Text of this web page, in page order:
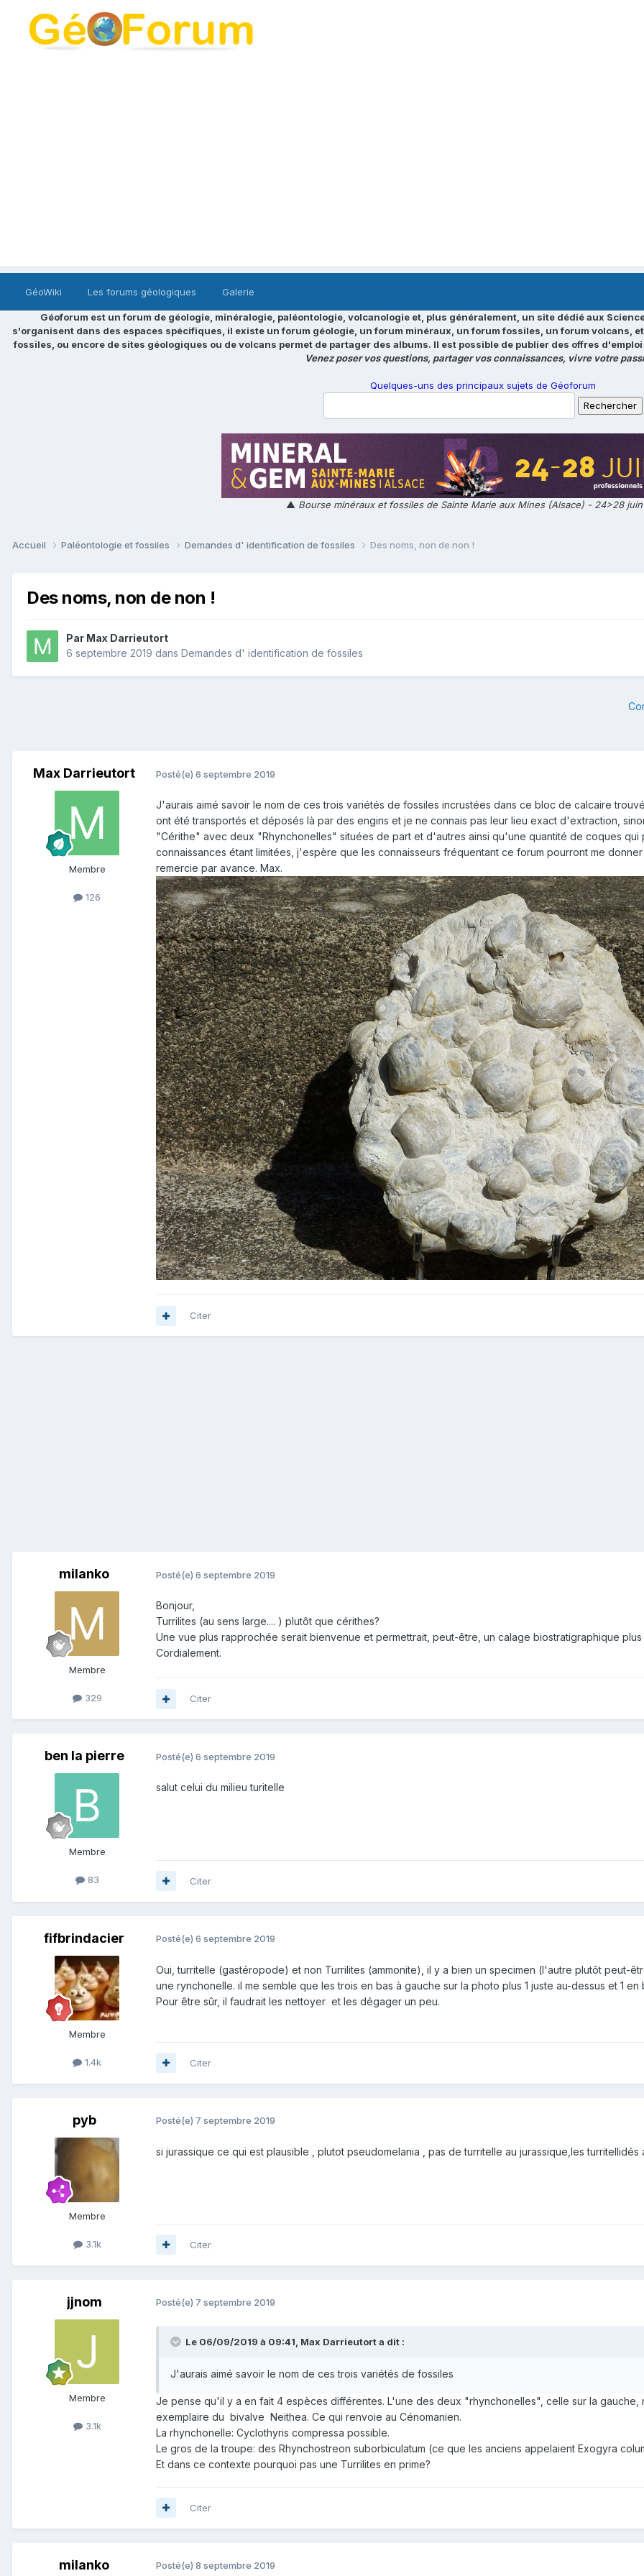
GéoWiki Les forums géologiques Galerie
Géoforum est un forum de géologie, minéralogie, paléontologie, volcanologie et, plus généralement, un site dédié aux
s'organisent dans des espaces spécifiques, il existe un forum géologie, un forum minéraux, un forum fossiles, un forum volcans,
fossiles, ou encore de sites géologiques ou de volcans permet de partager des albums. Il est possible de publier des offres
Venez poser vos questions, partager vos connaissances, vivre votre
Quelques-uns des principaux sujets de Géoforum
▲ Bourse minéraux et fossiles de Sainte Marie aux Mines (Alsace) - 24>28
Accueil Paléontologie et fossiles Demandes d' identification de fossiles Des noms, non de non !
Des noms, non de non !
Par Max Darrieutort
6 septembre 2019 dans Demandes d' identification de fossiles
Max Darrieutort
Membre
126
Posté(e) 6 septembre 2019
J'aurais aimé savoir le nom de ces trois variétés de fossiles incrustées dans ce bloc de calcaire
ont été transportés et déposés là par des engins et je ne connais pas leur lieu exact d'extraction,
"Cérithe" avec deux "Rhynchonelles" situées de part et d'autres ainsi qu'une quantité de coques
connaissances étant limitées, j'espère que les connaisseurs fréquentant ce forum pourront me
remercie par avance. Max.
Citer
milanko
Membre
329
Posté(e) 6 septembre 2019
Bonjour,
Turrilites (au sens large.... ) plutôt que cérithes?
Une vue plus rapprochée serait bienvenue et permettrait, peut-être, un calage biostratigraphique plus
Cordialement.
Citer
ben la pierre
Membre
83
Posté(e) 6 septembre 2019
salut celui du milieu turitelle
Citer
fifbrindacier
Membre
1.4k
Posté(e) 6 septembre 2019
Oui, turritelle (gastéropode) et non Turrilites (ammonite), il y a bien un specimen (l'autre plutôt peut-
une rynchonelle. il me semble que les trois en bas à gauche sur la photo plus 1 juste au-dessus et 1
Pour être sûr, il faudrait les nettoyer et les dégager un peu.
Citer
pyb
Membre
3.1k
Posté(e) 7 septembre 2019
si jurassique ce qui est plausible , plutot pseudomelania , pas de turritelle au jurassique,les turritellidés
Citer
jjnom
Membre
3.1k
Posté(e) 7 septembre 2019
Le 06/09/2019 à 09:41, Max Darrieutorta dit :
J'aurais aimé savoir le nom de ces trois variétés de fossiles
Je pense qu'il y a en fait 4 espèces différentes. L'une des deux "rhynchonelles", celle sur la
exemplaire du bivalve Neithea. Ce qui renvoie au Cénomanien.
La rhynchonelle: Cyclothyris compressa possible.
Le gros de la troupe: des Rhynchostreon suborbiculatum (ce que les anciens appelaient Exogyra
Et dans ce contexte pourquoi pas une Turrilites en prime?
Citer
milanko Posté(e) 8 septembre 2019